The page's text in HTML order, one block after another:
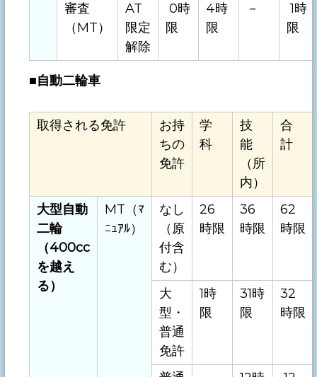
審査
（MT）
AT
限定
解除
0時
限
4時
限
－
1時
限
■自動二輪車
取得される免許
お持
ちの
免許
学
科
技
能
（所
内）
合
計
大型自動
二輪
（400cc
を越え
る）
MT（ﾏ
ﾆｭｱﾙ）
なし
（原
付含
む）
26
時限
36
時限
62
時限
大
型・
普通
免許
1時
限
31時
限
32
時限